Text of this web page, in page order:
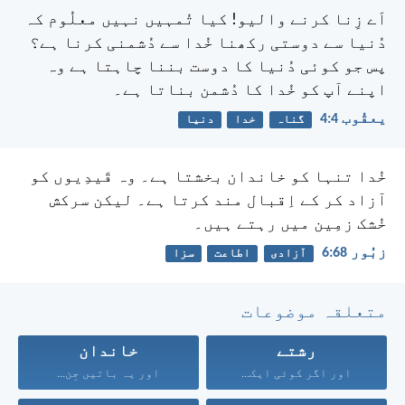
اَے زِنا کرنے والیو! کیا تُمہیں نہیں معلُوم کہ
دُنیا سے دوستی رکھنا خُدا سے دُشمنی کرنا ہے؟
پس جو کوئی دُنیا کا دوست بننا چاہتا ہے وہ
اپنے آپ کو خُدا کا دُشمن بناتا ہے۔
یعقُوب 4:‏4 گناہ خدا دنیا
خُدا تنہا کو خاندان بخشتا ہے۔ وہ قَیدِیوں کو
آزاد کر کے اِقبال مند کرتا ہے۔ لیکن سرکش
خُشک زمِین میں رہتے ہیں۔
زبُور 68:‏6 آزادی اطاعت سزا
متعلقہ موضوعات
رشتے
اور اگر کوئی ایک...
خاندان
اور یہ باتیں جِن...